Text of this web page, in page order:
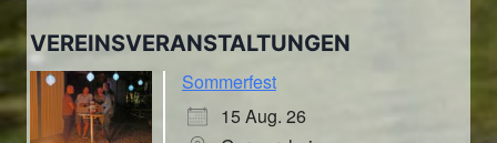
VEREINSVERANSTALTUNGEN
Sommerfest
15 Aug. 26